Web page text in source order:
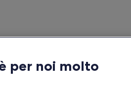
per noi molto